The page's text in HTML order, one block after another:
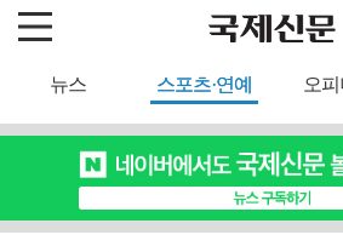
뉴스 스포츠·연예 오